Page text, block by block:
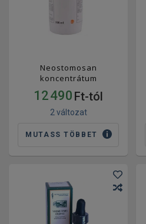
Neostomosan
koncentrátum
12 490 Ft-tól
2 változat
MUTASS TÖBBET